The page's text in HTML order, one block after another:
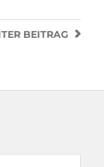
BEITRAG